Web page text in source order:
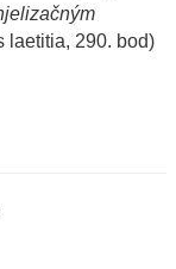
laetitia, 290. bod)